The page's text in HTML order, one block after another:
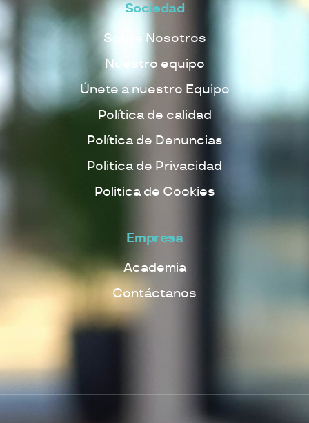
Sociedad
Sobre Nosotros
Nuestro equipo
Únete a nuestro Equipo
Política de calidad
Política de Denuncias
Politica de Privacidad
Politica de Cookies
Empresa
Academia
Contáctanos